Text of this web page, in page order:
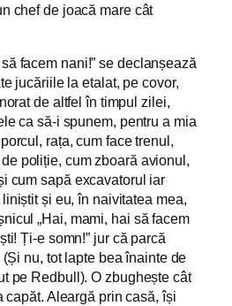
chef de joacă mare cât
facem nani!” se declanșează
jucăriile la etalat, pe covor,
de altfel în timpul zilei,
ca să-i spunem, pentru a mia
rața, cum face trenul,
poliție, cum zboară avionul,
cum sapă excavatorul iar
și eu, în naivitatea mea,
„Hai, mami, hai să facem
Ți-e somn!” jur că parcă
nu, tot lapte bea înainte de
pe Redbull). O zbughește cât
Aleargă prin casă, își